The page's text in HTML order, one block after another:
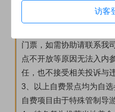
季节变化会有浮动，具体
门票，如需协助请联系我
点不开放等原因无法入内
任，也不接受相关投诉与
3、以上自费景点均为自
自费项目由于特殊管制导
访客